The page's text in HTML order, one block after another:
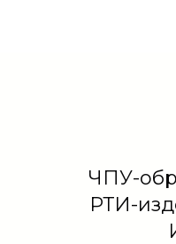
ЧПУ-
РТИ-